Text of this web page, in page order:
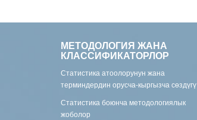
МЕТОДОЛОГИЯ ЖАНА
КЛАССИФИКАТОРЛОР
Статистика атоолорунун жана
терминдердин орусча-кыргызча сөздүгү
Статистика боюнча методологиялык
жоболор